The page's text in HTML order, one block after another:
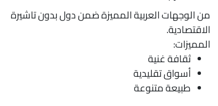
الوجهات العربية المميزة ضمن دول بدون تاشيرة
ثقافة غنية
أسواق تقليدية
طبيعة متنوعة